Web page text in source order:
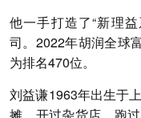
他一手打造了“新理
司。2022年胡润全球
为排名470位。
刘益谦1963年出生于
摊、开过杂货店、跑